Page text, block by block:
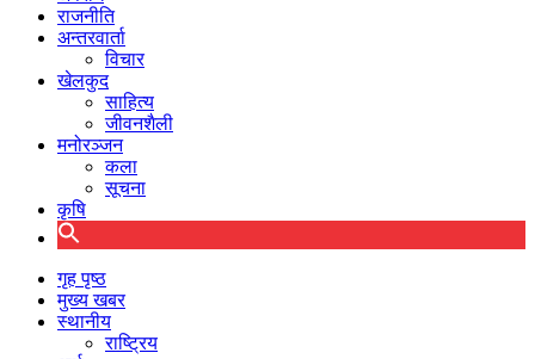
राजनीति
अन्तरवार्ता
विचार
खेलकुद
साहित्य
जीवनशैली
मनोरञ्जन
कला
सूचना
कृषि
गृह पृष्ठ
मुख्य खबर
स्थानीय
राष्ट्रिय